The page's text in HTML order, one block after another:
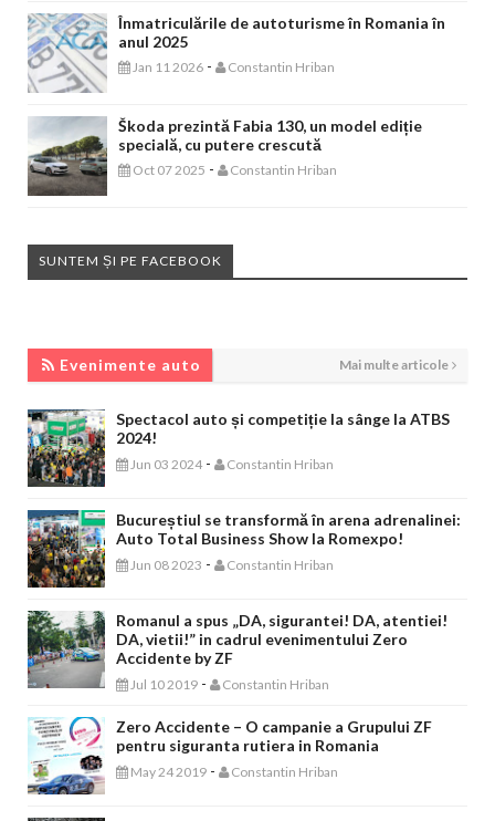
Înmatriculările de autoturisme în Romania în
anul 2025
Jan 11 2026 - Constantin Hriban
Škoda prezintă Fabia 130, un model ediție
specială, cu putere crescută
Oct 07 2025 - Constantin Hriban
SUNTEM ȘI PE FACEBOOK
Evenimente auto Mai multe articole
Spectacol auto și competiție la sânge la ATBS
2024!
Jun 03 2024 - Constantin Hriban
Bucureștiul se transformă în arena adrenalinei:
Auto Total Business Show la Romexpo!
Jun 08 2023 - Constantin Hriban
Romanul a spus „DA, sigurantei! DA, atentiei!
DA, vietii!” in cadrul evenimentului Zero
Accidente by ZF
Jul 10 2019 - Constantin Hriban
Zero Accidente – O campanie a Grupului ZF
pentru siguranta rutiera in Romania
May 24 2019 - Constantin Hriban